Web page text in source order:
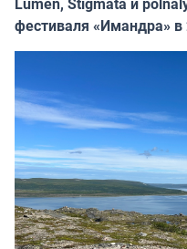
фестиваля «Имандра» в